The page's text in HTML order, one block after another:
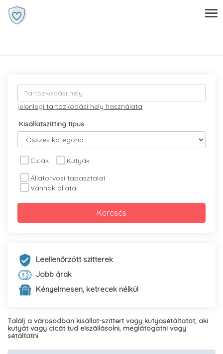
jelenlegi tartózkodási hely használata
Kisállatszitting típus
Cicák
Kutyák
Állatorvosi tapasztalat
Vannak állatai
Keresés
Leellenőrzött szitterek
Jobb árak
Kényelmesen, ketrecek nélkül
Találj a városodban kisállat-szittert vagy kutyasétáltatót, aki
kutyát vagy cicát tud elszállásolni, meglátogatni vagy
sétáltatni